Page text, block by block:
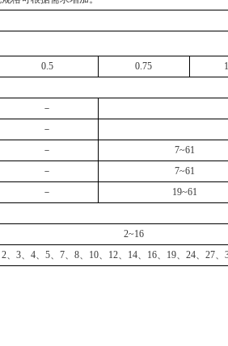
0.5 0.75
－
－
－ 7~61
－ 7~61
－ 19~61
2~16
3、4、5、7、8、10、12、14、16、19、24、27、